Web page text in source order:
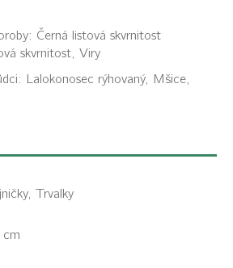
Černá listová skvrnitost
skvrnitost, Viry
Lalokonosec rýhovaný, Mšice,
Trvalky
cm